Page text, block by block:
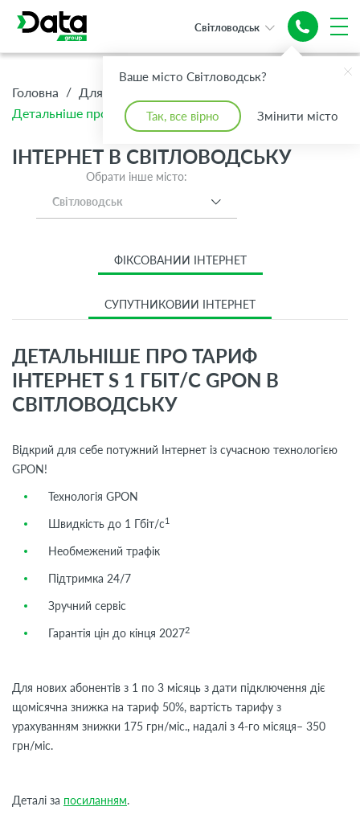
Ваше місто Світловодськ?
Так, все вірно Змінити місто
Світловодськ
Головна / Для Дому
Детальніше про тариф Інтернет S 1 Гбіт/с GPON
ІНТЕРНЕТ В СВІТЛОВОДСЬКУ
Обрати інше місто:
Світловодськ
ФІКСОВАНИЙ ІНТЕРНЕТ
СУПУТНИКОВИЙ ІНТЕРНЕТ
ДЕТАЛЬНІШЕ ПРО ТАРИФ
ІНТЕРНЕТ S 1 ГБІТ/С GPON В
СВІТЛОВОДСЬКУ
Відкрий для себе потужний Інтернет із сучасною технологією
GPON!
Технологія GPON
Швидкість до 1 Гбіт/с1
Необмежений трафік
Підтримка 24/7
Зручний сервіс
Гарантія цін до кінця 20272
Для нових абонентів з 1 по 3 місяць з дати підключення діє
щомісячна знижка на тариф 50%, вартість тарифу з
урахуванням знижки 175 грн/міс., надалі з 4-го місяця– 350
грн/міс.
Деталі за посиланням.